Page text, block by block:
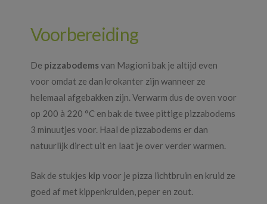
Voorbereiding
De pizzabodemsvan Magioni bak je altijd even
voor omdat ze dan krokanter zijn wanneer ze
helemaal afgebakken zijn. Verwarm dus de oven voor
op 200 à 220 °C en bak de twee pittige pizzabodems
3 minuutjes voor. Haal de pizzabodems er dan
natuurlijk direct uit en laat je over verder warmen.
Bak de stukjes kip voor je pizza lichtbruin en kruid ze
goed af met kippenkruiden, peper en zout.